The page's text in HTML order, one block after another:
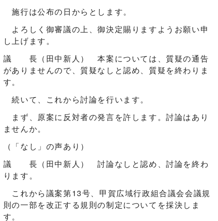
施行は公布の日からとします。
よろしく御審議の上、御決定賜りますようお願い申
し上げます。
議 長（田中新人） 本案については、質疑の通告
がありませんので、質疑なしと認め、質疑を終わりま
す。
続いて、これから討論を行います。
まず、原案に反対者の発言を許します。討論はあり
ませんか。
（「なし」の声あり）
議 長（田中新人） 討論なしと認め、討論を終わ
ります。
これから議案第13号、甲賀広域行政組合議会会議規
則の一部を改正する規則の制定についてを採決しま
す。